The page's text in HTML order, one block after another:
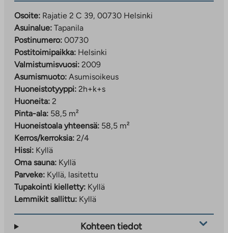
Osoite: Rajatie 2 C 39, 00730 Helsinki
Asuinalue: Tapanila
Postinumero: 00730
Postitoimipaikka: Helsinki
Valmistumisvuosi: 2009
Asumismuoto: Asumisoikeus
Huoneistotyyppi: 2h+k+s
Huoneita: 2
Pinta-ala: 58,5 m²
Huoneistoala yhteensä: 58,5 m²
Kerros/kerroksia: 2/4
Hissi: Kyllä
Oma sauna: Kyllä
Parveke: Kyllä, lasitettu
Tupakointi kielletty: Kyllä
Lemmikit sallittu: Kyllä
Kohteen tiedot